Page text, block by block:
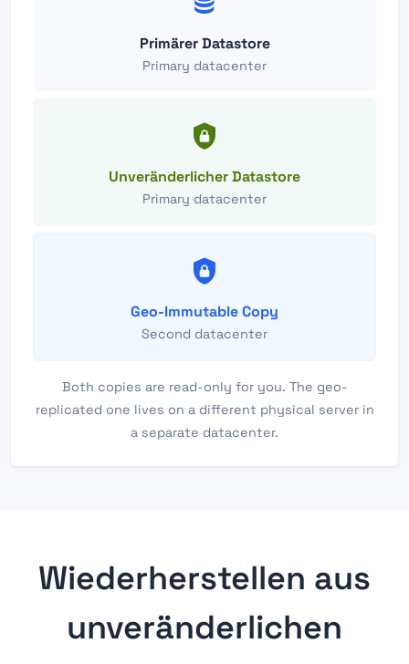
Primärer Datastore
Primary datacenter
Unveränderlicher Datastore
Primary datacenter
Geo-Immutable Copy
Second datacenter
Both copies are read-only for you. The geo-
replicated one lives on a different physical server in
a separate datacenter.
Wiederherstellen aus
unveränderlichen